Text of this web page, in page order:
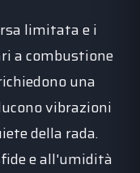
limitata e i
a combustione
una
vibrazioni
della rada.
e all'umidità